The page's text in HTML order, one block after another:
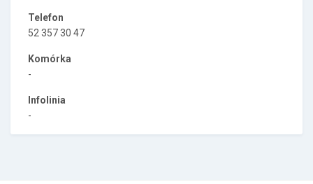
Telefon
52 357 30 47
Komórka
-
Infolinia
-